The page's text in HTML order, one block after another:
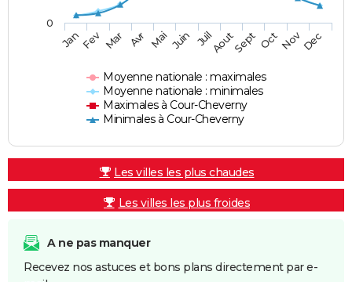
Moyenne nationale : maximales
Moyenne nationale : minimales
Maximales à Cour-Cheverny
Minimales à Cour-Cheverny
JanFev Mar Avr Mai Juin JuilAoutSept OctNovDec
0
Les villes les plus chaudes
Les villes les plus froides
A ne pas manquer
Recevez nos astuces et bons plans directement par e-